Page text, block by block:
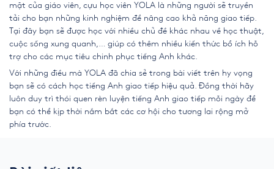
mặt của giáo viên, cựu học viên YOLA là những người sẽ truyền
tải cho bạn những kinh nghiệm để nâng cao khả năng giao tiếp.
Tại đây bạn sẽ được học với nhiều chủ đề khác nhau về học thuật,
cuộc sống xung quanh,… giúp có thêm nhiều kiến thức bổ ích hỗ
trợ cho các mục tiêu chinh phục tiếng Anh khác.
Với những điều mà YOLA đã chia sẻ trong bài viết trên hy vọng
bạn sẽ có cách học tiếng Anh giao tiếp hiệu quả. Đồng thời hãy
luôn duy trì thói quen rèn luyện tiếng Anh giao tiếp mỗi ngày để
bạn có thể kịp thời nắm bắt các cơ hội cho tương lai rộng mở
phía trước.